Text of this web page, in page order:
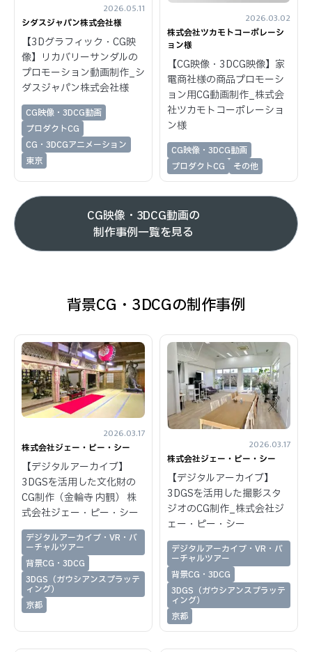
2026.05.11
シダスジャパン株式会社様
【3Dグラフィック・CG映
像】リカバリーサンダルの
プロモーション動画制作_シ
ダスジャパン株式会社様
CG映像・3DCG動画
プロダクトCG
CG・3DCGアニメーション
東京
2026.03.02
株式会社ツカモトコーポレーシ
ョン様
【CG映像・3DCG映像】家
電商社様の商品プロモーシ
ョン用CG動画制作_株式会
社ツカモトコーポレーショ
ン様
CG映像・3DCG動画
プロダクトCG
その他
CG映像・3DCG動画の
制作事例一覧を見る
背景CG・3DCGの制作事例
2026.03.17
株式会社ジェー・ピー・シー
【デジタルアーカイブ】
3DGSを活用した文化財の
CG制作（金輪寺 内観） 株
式会社ジェー・ピー・シー
デジタルアーカイブ・VR・バ
ーチャルツアー
背景CG・3DCG
3DGS（ガウシアンスプラッテ
ィング）
京都
2026.03.17
株式会社ジェー・ピー・シー
【デジタルアーカイブ】
3DGSを活用した撮影スタ
ジオのCG制作_株式会社ジ
ェー・ピー・シー
デジタルアーカイブ・VR・バ
ーチャルツアー
背景CG・3DCG
3DGS（ガウシアンスプラッテ
ィング）
京都